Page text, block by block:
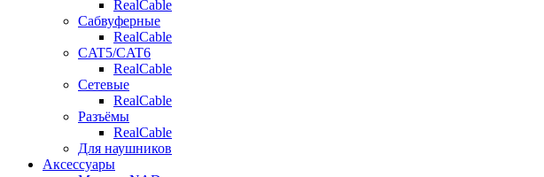
RealCable
Сабвуферные
RealCable
CAT5/CAT6
RealCable
Сетевые
RealCable
Разъёмы
RealCable
Для наушников
Аксессуары